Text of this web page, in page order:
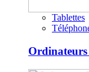
Tablettes
Ordinateurs